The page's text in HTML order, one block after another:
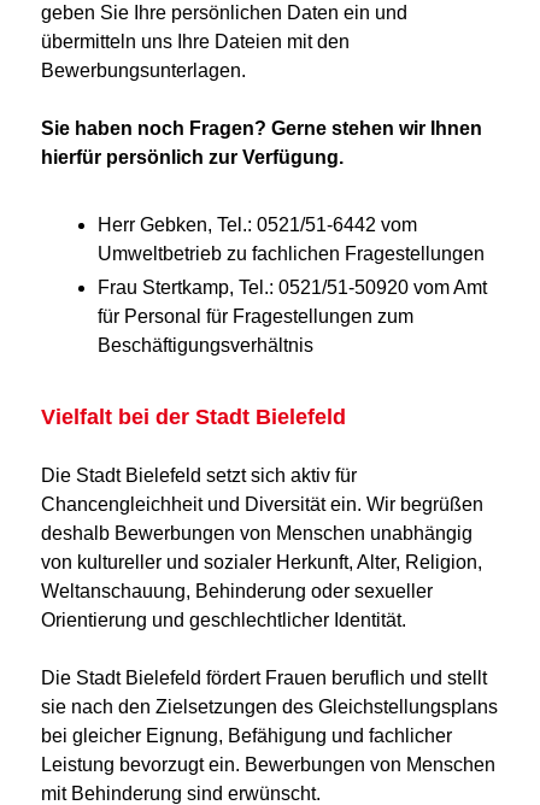
geben Sie Ihre persönlichen Daten ein und
übermitteln uns Ihre Dateien mit den
Bewerbungsunterlagen.
Sie haben noch Fragen? Gerne stehen wir Ihnen
hierfür persönlich zur Verfügung.
Herr Gebken, Tel.: 0521/51-6442 vom
Umweltbetrieb zu fachlichen Fragestellungen
Frau Stertkamp, Tel.: 0521/51-50920 vom Amt
für Personal für Fragestellungen zum
Beschäftigungsverhältnis
Vielfalt bei der Stadt Bielefeld
Die Stadt Bielefeld setzt sich aktiv für
Chancengleichheit und Diversität ein. Wir begrüßen
deshalb Bewerbungen von Menschen unabhängig
von kultureller und sozialer Herkunft, Alter, Religion,
Weltanschauung, Behinderung oder sexueller
Orientierung und geschlechtlicher Identität.
Die Stadt Bielefeld fördert Frauen beruflich und stellt
sie nach den Zielsetzungen des Gleichstellungsplans
bei gleicher Eignung, Befähigung und fachlicher
Leistung bevorzugt ein. Bewerbungen von Menschen
mit Behinderung sind erwünscht.